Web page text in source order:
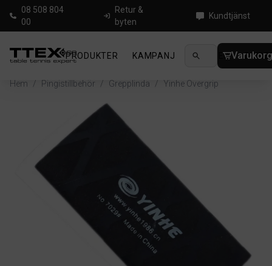
08 508 804
00
Retur &
byten
Kundtjänst
PRODUKTER KAMPANJ NYHETER
Hem / Pingistillbehör / Grepplinda / Yinhe Overgrip